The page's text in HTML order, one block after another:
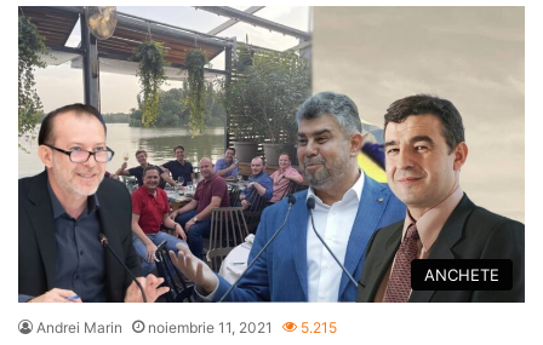
ANCHETE
Andrei Marin noiembrie 11, 2021 5.215